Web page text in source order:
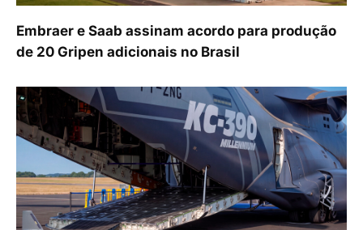
Embraer e Saab assinam acordo para produção
de 20 Gripen adicionais no Brasil